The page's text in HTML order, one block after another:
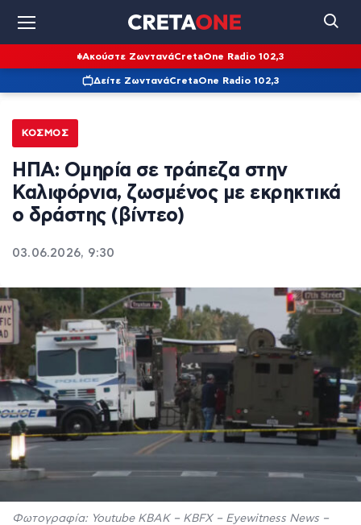
Ακούστε ΖωντανάCretaOne Radio 102,3
Δείτε ΖωντανάCretaOne Radio 102,3
ΚΌΣΜΟΣ
ΗΠΑ: Ομηρία σε τράπεζα στην
Καλιφόρνια, ζωσμένος με εκρηκτικά
ο δράστης (βίντεο)
03.06.2026, 9:30
Φωτογραφία: Youtube KBAK – KBFX – Eyewitness News –